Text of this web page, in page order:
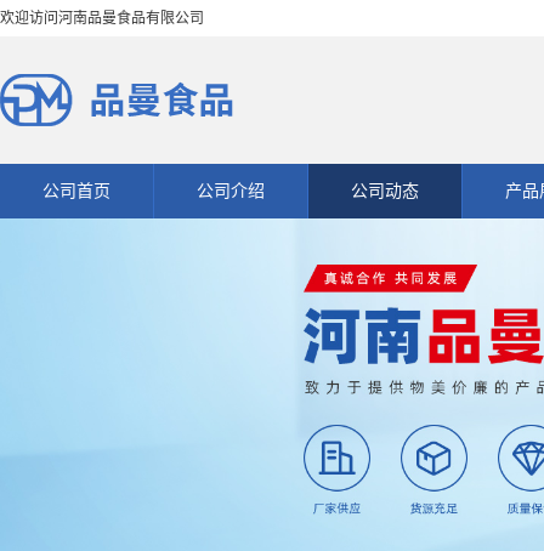
欢迎访问河南品曼食品有限公司
公司首页 公司介绍 公司动态 产品